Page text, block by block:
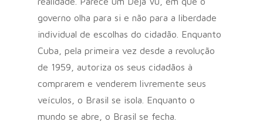
governo olha para si e não para a liberdade
individual de escolhas do cidadão. Enquanto
Cuba, pela primeira vez desde a revolução
de 1959, autoriza os seus cidadãos à
comprarem e venderem livremente seus
veículos, o Brasil se isola. Enquanto o
mundo se abre, o Brasil se fecha.